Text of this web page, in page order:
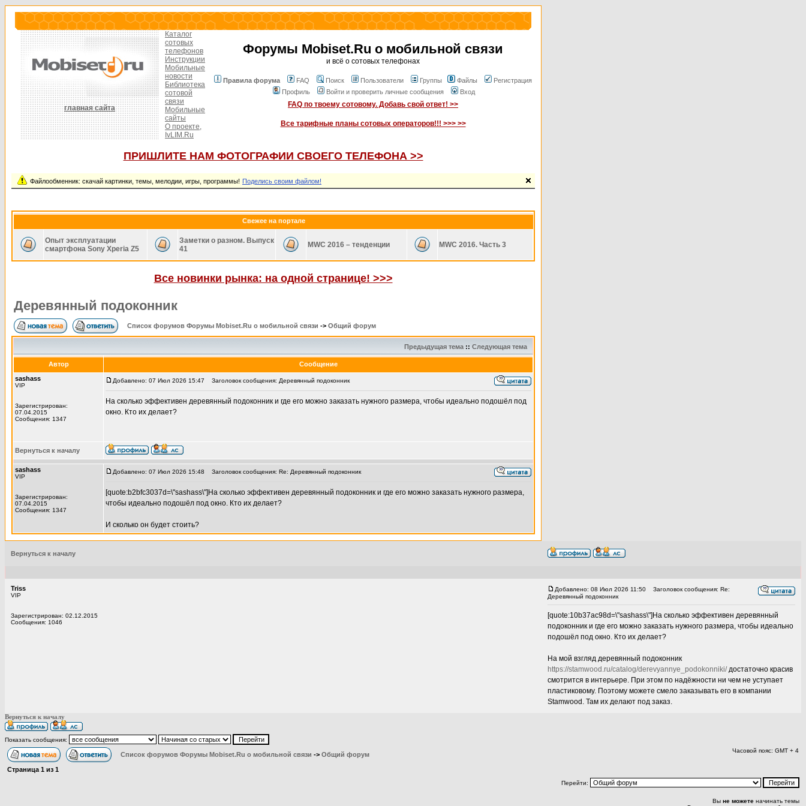
главная сайта
Каталог
сотовых
телефонов
Инструкции
Мобильные
новости
Библиотека
сотовой
связи
Мобильные
сайты
О проекте,
IvLIM.Ru
Форумы Mobiset.Ru о мобильной связи
и всё о сотовых телефонах
Правила форума FAQ Поиск Пользователи Группы Файлы
Регистрация
Профиль
Войти и проверить личные сообщения Вход
FAQ по твоему сотовому. Добавь свой ответ! >>
Все тарифные планы сотовых операторов!!! >>> >>
ПРИШЛИТЕ НАМ ФОТОГРАФИИ СВОЕГО ТЕЛЕФОНА >>
Файлообменник: скачай картинки, темы, мелодии, игры, программы! Поделись своим файлом!
Свежее на портале
Опыт эксплуатации
смартфона Sony Xperia Z5
Заметки о разном. Выпуск
41
MWC 2016 – тенденции MWC 2016. Часть 3
Все новинки рынка: на одной странице! >>>
Деревянный подоконник
Список форумов Форумы Mobiset.Ru о мобильной связи -> Общий форум
Предыдущая тема :: Следующая тема
Автор
Сообщение
sashass
VIP
Зарегистрирован:
07.04.2015
Сообщения: 1347
Добавлено: 07 Июл 2026 15:47 Заголовок сообщения: Деревянный подоконник
На сколько эффективен деревянный подоконник и где его можно заказать нужного размера, чтобы идеально подошёл под
окно. Кто их делает?
Вернуться к началу
sashass
VIP
Зарегистрирован:
07.04.2015
Сообщения: 1347
Добавлено: 07 Июл 2026 15:48 Заголовок сообщения: Re: Деревянный подоконник
[quote:b2bfc3037d=\"sashass\"]На сколько эффективен деревянный подоконник и где его можно заказать нужного размера,
чтобы идеально подошёл под окно. Кто их делает?
И сколько он будет стоить?
Вернуться к началу
Triss
VIP
Зарегистрирован: 02.12.2015
Сообщения: 1046
Добавлено: 08 Июл 2026 11:50
Заголовок сообщения: Re:
Деревянный подоконник
[quote:10b37ac98d=\"sashass\"]На сколько эффективен деревянный
подоконник и где его можно заказать нужного размера, чтобы идеально
подошёл под окно. Кто их делает?
На мой взгляд деревянный подоконник
https://stamwood.ru/catalog/derevyannye_podokonniki/достаточно красив
смотрится в интерьере. При этом по надёжности ни чем не уступает
пластиковому. Поэтому можете смело заказывать его в компании
Stamwood. Там их делают под заказ.
Вернуться к началу
Показать сообщения:
Список форумов Форумы Mobiset.Ru о мобильной связи -> Общий форум
Часовой пояс: GMT + 4
Страница 1 из 1
Перейти:
Вы не можете начинать темы